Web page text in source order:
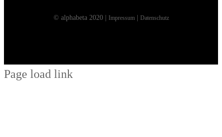
© alphabeta 2020 | Impressum| Datenschutz
Page load link